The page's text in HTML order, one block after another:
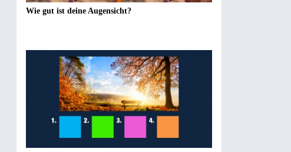
Wie gut ist deine Augensicht?